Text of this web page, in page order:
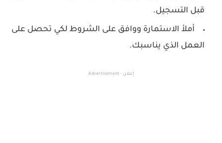
قبل التسجيل.
أملأ الاستمارة ووافق على الشروط لكي تحصل على
العمل الذي يناسبك.
إعلان - Advertisement